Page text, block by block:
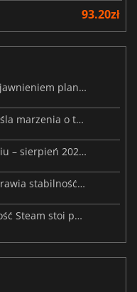
93.20zł
MARVEL Tōkon debiutuje wraz z ujawnieniem planu rozwoju na pierwszy rok
Wyciek ceny Steam Frame przekreśla marzenia o tanim zestawie VR
Premiery gier wideo w tym tygodniu – sierpień 2026 r. (32. tydzień)
Nowa aktualizacja w Palworld poprawia stabilność Sunreach i walk z bossami
Projekt Helix znów w grze, przyszłość Steam stoi pod znakiem zapytania